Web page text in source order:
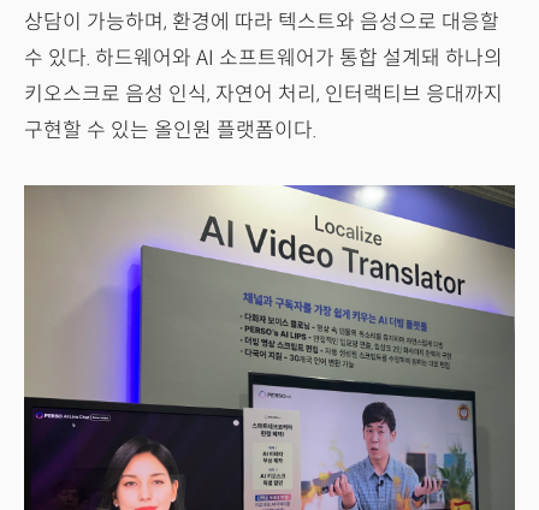
상담이 가능하며, 환경에 따라 텍스트와 음성으로 대응할
수 있다. 하드웨어와 AI 소프트웨어가 통합 설계돼 하나의
키오스크로 음성 인식, 자연어 처리, 인터랙티브 응대까지
구현할 수 있는 올인원 플랫폼이다.